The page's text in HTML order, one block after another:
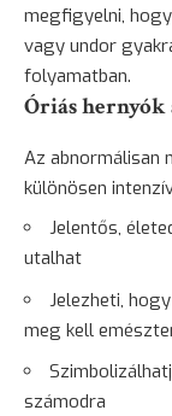
megfigyelni,
vagy undor
folyamatban.
Óriás hernyók
Az abnormálisan
különösen
Jelentős,
utalhat
Jelezheti,
meg kell
számodra